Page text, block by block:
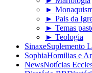
►
► Pais da
► Temas
► Teologia
SinaxeSuplemento
SophiaHomilias e
NewsNotícias